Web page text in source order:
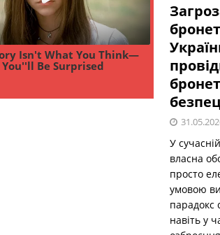
У
власна
просто
умовою
парадокс
навіть у